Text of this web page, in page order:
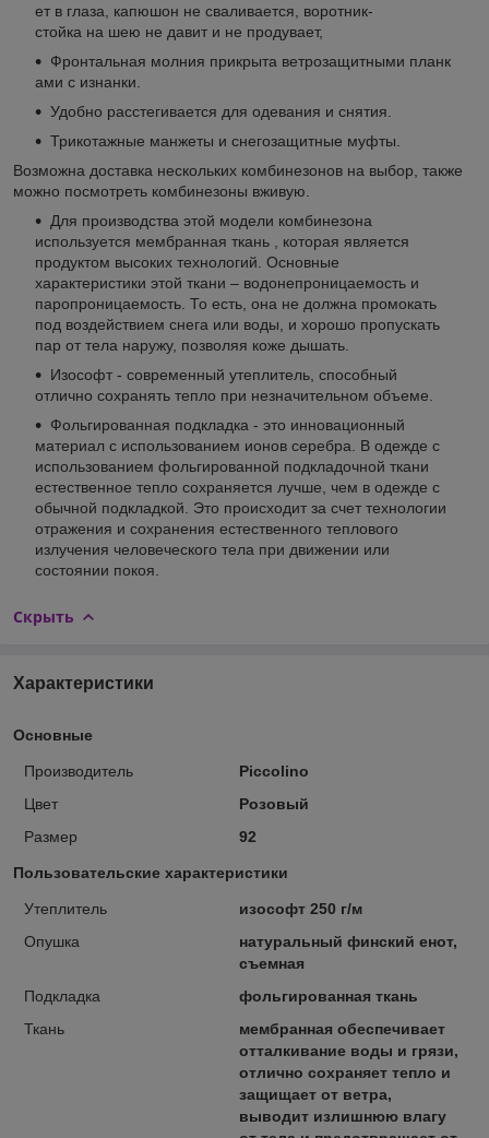
ет в глаза, капюшон не сваливается, воротник-
стойка на шею не давит и не продувает,
Фронтальная молния прикрыта ветрозащитными планк
ами с изнанки.
Удобно расстегивается для одевания и снятия.
Трикотажные манжеты и снегозащитные муфты.
Возможна доставка нескольких комбинезонов на выбор, также
можно посмотреть комбинезоны вживую.
Для производства этой модели комбинезона
используется мембранная ткань , которая является
продуктом высоких технологий. Основные
характеристики этой ткани – водонепроницаемость и
паропроницаемость. То есть, она не должна промокать
под воздействием снега или воды, и хорошо пропускать
пар от тела наружу, позволяя коже дышать.
Изософт - современный утеплитель, способный
отлично сохранять тепло при незначительном объеме.
Фольгированная подкладка - это инновационный
материал с использованием ионов серебра. В одежде с
использованием фольгированной подкладочной ткани
естественное тепло сохраняется лучше, чем в одежде с
обычной подкладкой. Это происходит за счет технологии
отражения и сохранения естественного теплового
излучения человеческого тела при движении или
состоянии покоя.
Скрыть
Характеристики
Основные
Производитель
Piccolino
Цвет
Розовый
Размер
92
Пользовательские характеристики
Утеплитель
изософт 250 г/м
Опушка
натуральный финский енот,
съемная
Подкладка
фольгированная ткань
Ткань
мембранная обеспечивает
отталкивание воды и грязи,
отлично сохраняет тепло и
защищает от ветра,
выводит излишнюю влагу